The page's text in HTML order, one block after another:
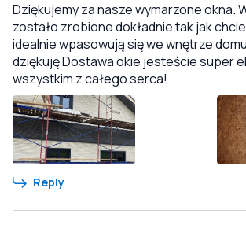
Dziękujemy za nasze wymarzone okna.
zostało zrobione dokładnie tak jak
idealnie wpasowują się we wnętrze
dziękuję Dostawa okie jesteście super
wszystkim z całego serca!
Reply